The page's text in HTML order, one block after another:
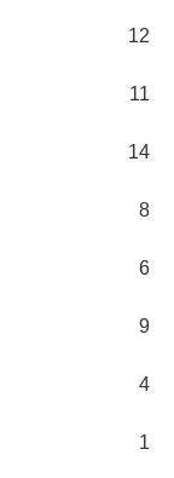
12
11
14
8
6
9
4
1